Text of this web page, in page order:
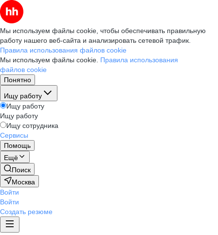
Мы используем файлы cookie, чтобы обеспечивать правильную
работу нашего веб-сайта и анализировать сетевой трафик.
Правила использования файлов cookie
Мы используем файлы cookie. Правила использования
файлов cookie
Понятно
Ищу работу
Ищу работу
Ищу работу
Ищу сотрудника
Сервисы
Помощь
Ещё
Поиск
Москва
Войти
Войти
Создать резюме